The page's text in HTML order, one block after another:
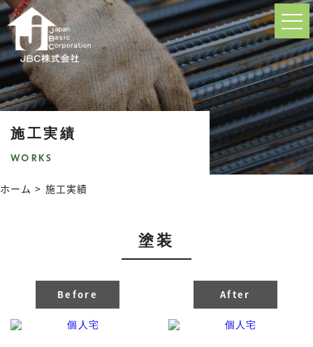
施工実績
WORKS
ホーム 施工実績
塗装
Before After